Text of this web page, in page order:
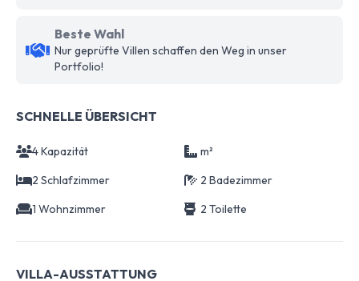
Beste Wahl
Nur geprüfte Villen schaffen den Weg in unser
Portfolio!
SCHNELLE ÜBERSICHT
4 Kapazität
m²
2 Schlafzimmer
2 Badezimmer
1 Wohnzimmer
2 Toilette
VILLA-AUSSTATTUNG